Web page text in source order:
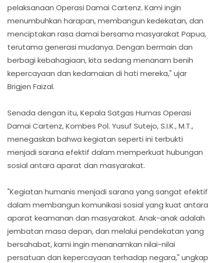
pelaksanaan Operasi Damai Cartenz. Kami ingin
menumbuhkan harapan, membangun kedekatan, dan
menciptakan rasa damai bersama masyarakat Papua,
terutama generasi mudanya. Dengan bermain dan
berbagi kebahagiaan, kita sedang menanam benih
kepercayaan dan kedamaian di hati mereka," ujar
Brigjen Faizal.
Senada dengan itu, Kepala Satgas Humas Operasi
Damai Cartenz, Kombes Pol. Yusuf Sutejo, S.I.K., M.T.,
menegaskan bahwa kegiatan seperti ini terbukti
menjadi sarana efektif dalam memperkuat hubungan
sosial antara aparat dan masyarakat.
"Kegiatan humanis menjadi sarana yang sangat efektif
dalam membangun komunikasi sosial yang kuat antara
aparat keamanan dan masyarakat. Anak-anak adalah
jembatan masa depan, dan melalui pendekatan yang
bersahabat, kami ingin menanamkan nilai-nilai
persatuan dan kepercayaan terhadap negara," ungkap